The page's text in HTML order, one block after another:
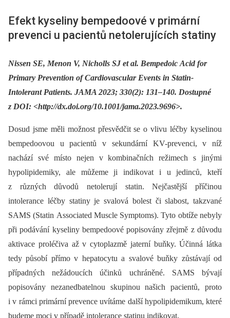
Efekt kyseliny bempedoové v primární
prevenci u pacientů netolerujících statiny
Nissen SE, Menon V, Nicholls SJ et al. Bempedoic Acid for
Primary Prevention of Cardiovascular Events in Statin-
Intolerant Patients. JAMA 2023; 330(2): 131–140. Dostupné
z DOI: <http://dx.doi.org/10.1001/jama.2023.9696>.
Dosud jsme měli možnost přesvědčit se o vlivu léčby kyselinou
bempedoovou u pacientů v sekundární KV-prevenci, v níž
nachází své místo nejen v kombinačních režimech s jinými
hypolipidemiky, ale můžeme ji indikovat i u jedinců, kteří
z různých důvodů netolerují statin. Nejčastější příčinou
intolerance léčby statiny je svalová bolest či slabost, takzvané
SAMS (Statin Associated Muscle Symptoms). Tyto obtíže nebyly
při podávání kyseliny bempedoové popisovány zřejmě z důvodu
aktivace proléčiva až v cytoplazmě jaterní buňky. Účinná látka
tedy působí přímo v hepatocytu a svalové buňky zůstávají od
případných nežádoucích účinků uchráněné. SAMS bývají
popisovány nezanedbatelnou skupinou našich pacientů, proto
i v rámci primární prevence uvítáme další hypolipidemikum, které
budeme moci v případě intolerance statinu indikovat.